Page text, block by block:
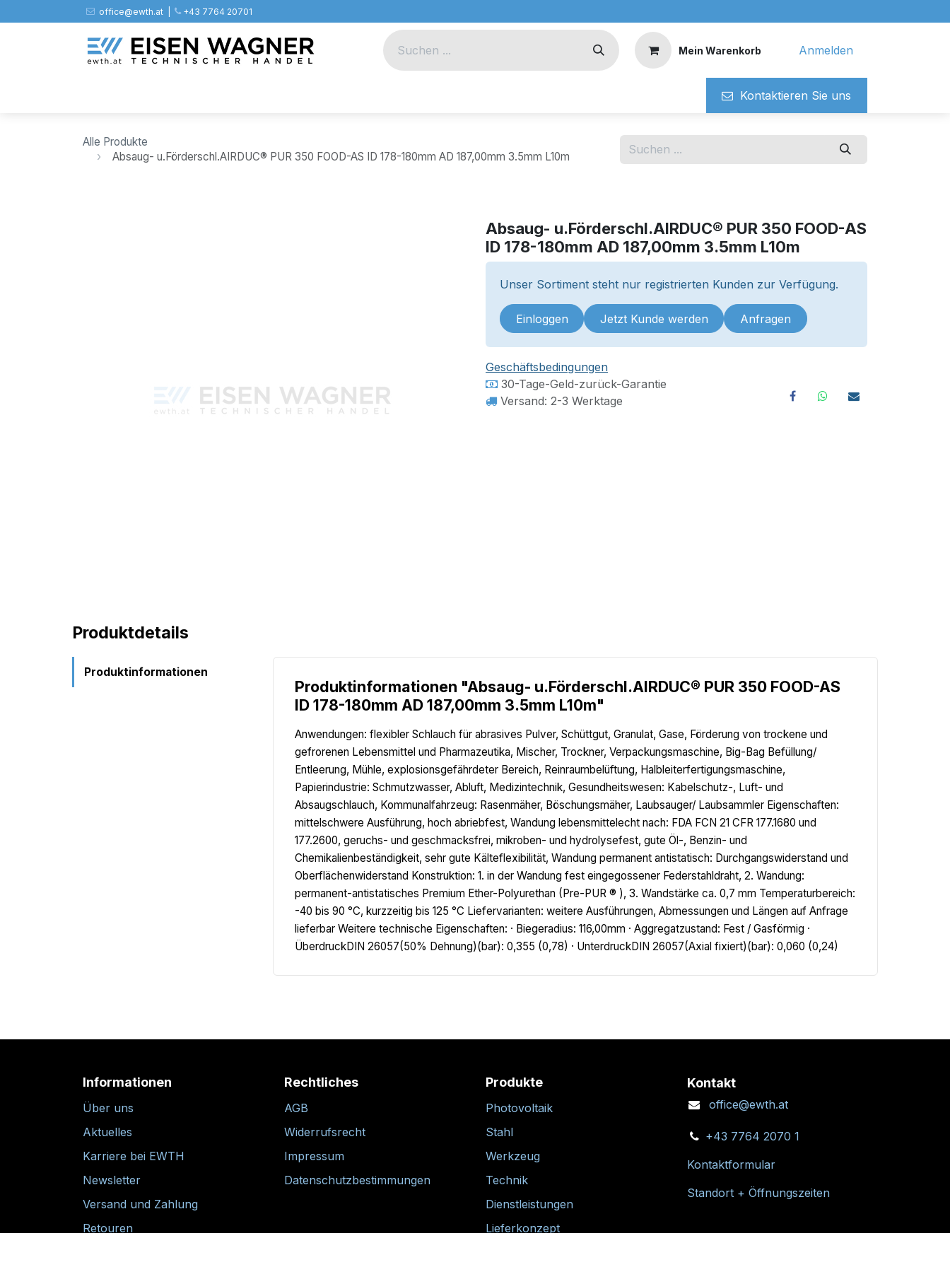
Zum Inhalt springenoffice@ewth.at | ​​​ +43 7764 20701
Mein Warenkorb Anmelden
Kontaktieren ​​Si​​e uns
Alle Produkte
Absaug- u.Förderschl.AIRDUC® PUR 350 FOOD-AS ID 178-180mm AD 187,00mm 3.5mm L10m
Absaug- u.Förderschl.AIRDUC® PUR 350 FOOD-AS
ID 178-180mm AD 187,00mm 3.5mm L10m
Unser Sortiment steht nur registrierten Kunden zur Verfügung.
Einloggen Jetzt Kunde werden Anfragen
Geschäftsbedingungen
30-Tage-Geld-zurück-Garantie
Versand: 2-3 Werktage
Produktdetails
Produktinformationen
Produktinformationen "Absaug- u.Förderschl.AIRDUC® PUR 350 FOOD-AS
ID 178-180mm AD 187,00mm 3.5mm L10m"
Anwendungen: flexibler Schlauch für abrasives Pulver, Schüttgut, Granulat, Gase, Förderung von trockene und
gefrorenen Lebensmittel und Pharmazeutika, Mischer, Trockner, Verpackungsmaschine, Big-Bag Befüllung/
Entleerung, Mühle, explosionsgefährdeter Bereich, Reinraumbelüftung, Halbleiterfertigungsmaschine,
Papierindustrie: Schmutzwasser, Abluft, Medizintechnik, Gesundheitswesen: Kabelschutz-, Luft- und
Absaugschlauch, Kommunalfahrzeug: Rasenmäher, Böschungsmäher, Laubsauger/ Laubsammler Eigenschaften:
mittelschwere Ausführung, hoch abriebfest, Wandung lebensmittelecht nach: FDA FCN 21 CFR 177.1680 und
177.2600, geruchs- und geschmacksfrei, mikroben- und hydrolysefest, gute Öl-, Benzin- und
Chemikalienbeständigkeit, sehr gute Kälteflexibilität, Wandung permanent antistatisch: Durchgangswiderstand und
Oberflächenwiderstand Konstruktion: 1. in der Wandung fest eingegossener Federstahldraht, 2. Wandung:
permanent-antistatisches Premium Ether-Polyurethan (Pre-PUR ® ), 3. Wandstärke ca. 0,7 mm Temperaturbereich:
-40 bis 90 °C, kurzzeitig bis 125 °C Liefervarianten: weitere Ausführungen, Abmessungen und Längen auf Anfrage
lieferbar Weitere technische Eigenschaften: · Biegeradius: 116,00mm · Aggregatzustand: Fest / Gasförmig ·
ÜberdruckDIN 26057(50% Dehnung)(bar): 0,355 (0,78) · UnterdruckDIN 26057(Axial fixiert)(bar): 0,060 (0,24)
Informationen
Über uns
Aktuelles
Karriere bei EWTH
Newsletter
Versand und Zahlung
Retouren
Rechtliches
AGB
Widerrufsrecht
Impressum
Datenschutzbestimmungen
Produkte
Photovoltaik
Stahl
Werkzeug
Technik
Dienstleistungen
Lieferkonzept
Kontakt
office@ewth.at
+43 7764 2070 1
Kontaktformular
Standort + Öffnungszeiten